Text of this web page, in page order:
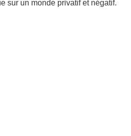
sur un monde privatif et négatif.